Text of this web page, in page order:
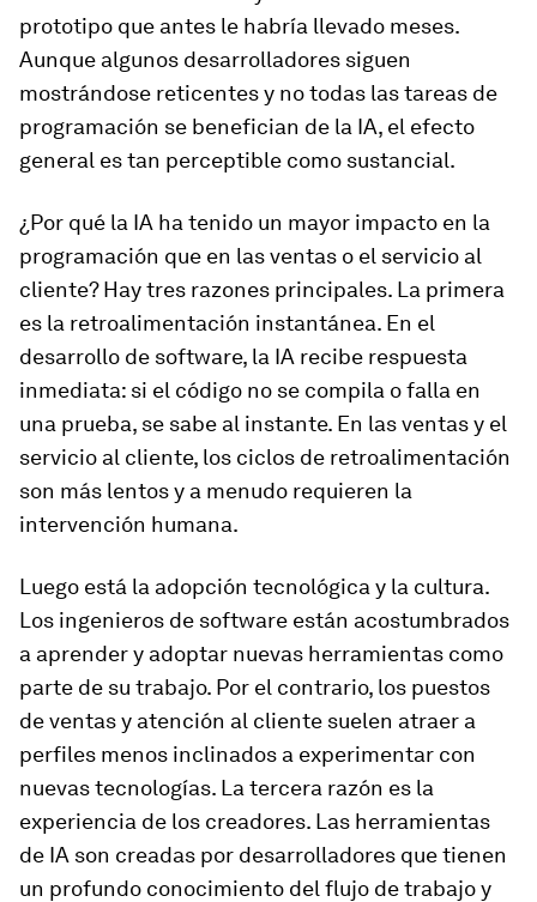
prototipo que antes le habría llevado meses.
Aunque algunos desarrolladores siguen
mostrándose reticentes y no todas las tareas de
programación se benefician de la IA, el efecto
general es tan perceptible como sustancial.
¿Por qué la IA ha tenido un mayor impacto en la
programación que en las ventas o el servicio al
cliente? Hay tres razones principales. La primera
es la retroalimentación instantánea. En el
desarrollo de software, la IA recibe respuesta
inmediata: si el código no se compila o falla en
una prueba, se sabe al instante. En las ventas y el
servicio al cliente, los ciclos de retroalimentación
son más lentos y a menudo requieren la
intervención humana.
Luego está la adopción tecnológica y la cultura.
Los ingenieros de software están acostumbrados
a aprender y adoptar nuevas herramientas como
parte de su trabajo. Por el contrario, los puestos
de ventas y atención al cliente suelen atraer a
perfiles menos inclinados a experimentar con
nuevas tecnologías. La tercera razón es la
experiencia de los creadores. Las herramientas
de IA son creadas por desarrolladores que tienen
un profundo conocimiento del flujo de trabajo y